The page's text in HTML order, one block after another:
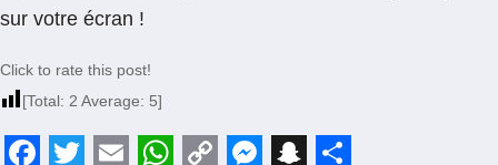
sur votre écran !
Click to rate this post!
[Total: 2 Average: 5]